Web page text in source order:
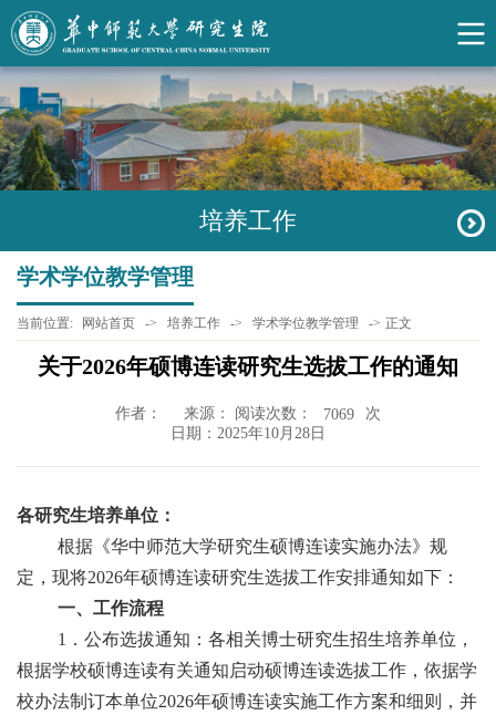
培养工作
学术学位教学管理
当前位置: 网站首页 -> 培养工作 -> 学术学位教学管理 -> 正文
关于2026年硕博连读研究生选拔工作的通知
作者： 来源： 阅读次数： 7069
次
日期：2025年10月28日
各研究生培养单位：
根据《华中师范大学研究生硕博连读实施办法》规
定，现将2026年硕博连读研究生选拔工作安排通知如下：
一、工作流程
1．公布选拔通知：各相关博士研究生招生培养单位，
根据学校硕博连读有关通知启动硕博连读选拔工作，依据学
校办法制订本单位2026年硕博连读实施工作方案和细则，并